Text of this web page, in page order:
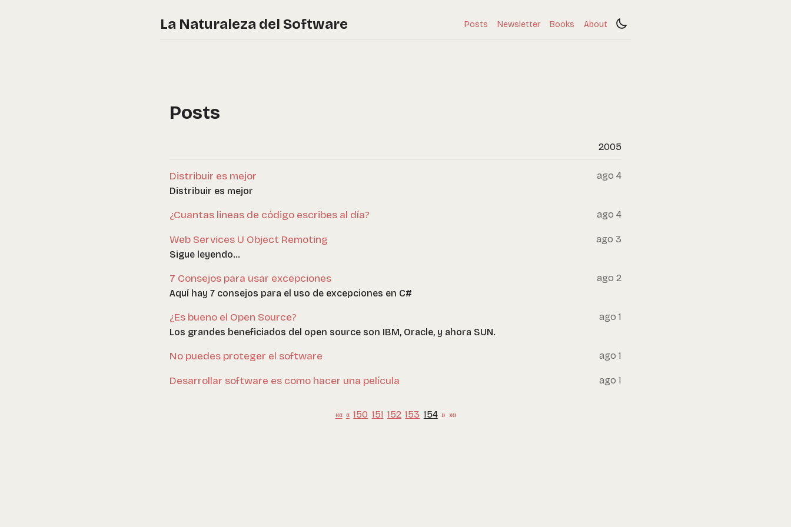
La Naturaleza del Software Posts Newsletter Books About
Posts
2005
Distribuir es mejor
ago 4
Distribuir es mejor
¿Cuantas lineas de código escribes al día? ago 4
Web Services U Object Remoting
ago 3
Sigue leyendo...
7 Consejos para usar excepciones
ago 2
Aquí hay 7 consejos para el uso de excepciones en C#
¿Es bueno el Open Source?
ago 1
Los grandes beneficiados del open source son IBM, Oracle, y ahora SUN.
No puedes proteger el software ago 1
Desarrollar software es como hacer una película ago 1
«« « 150 151 152 153 154 » »»